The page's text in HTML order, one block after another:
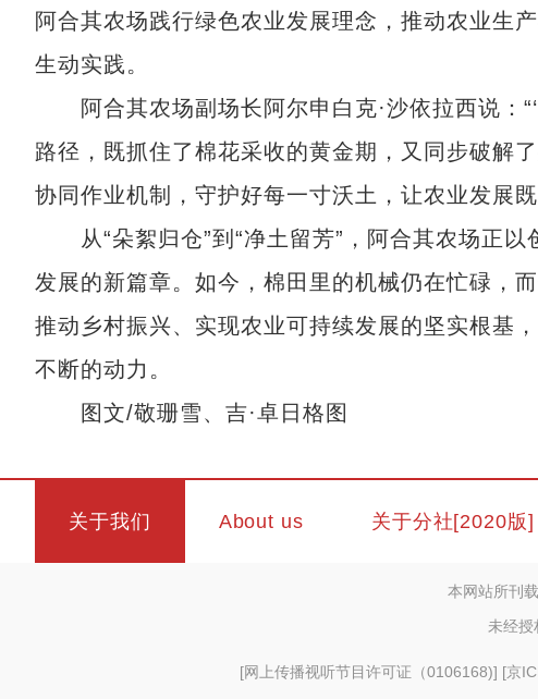
阿合其农场践行绿色农业发展理念，推动农业生
生动实践。
阿合其农场副场长阿尔申白克·沙依拉西说：
路径，既抓住了棉花采收的黄金期，又同步破解
协同作业机制，守护好每一寸沃土，让农业发展既
从“朵絮归仓”到“净土留芳”，阿合其农场正以
发展的新篇章。如今，棉田里的机械仍在忙碌，
推动乡村振兴、实现农业可持续发展的坚实根基
不断的动力。
图文/敬珊雪、吉·卓日格图
关于我们 About us 关于分社[2020版]
本网站所刊
未经授
[网上传播视听节目许可证（0106168)] [京